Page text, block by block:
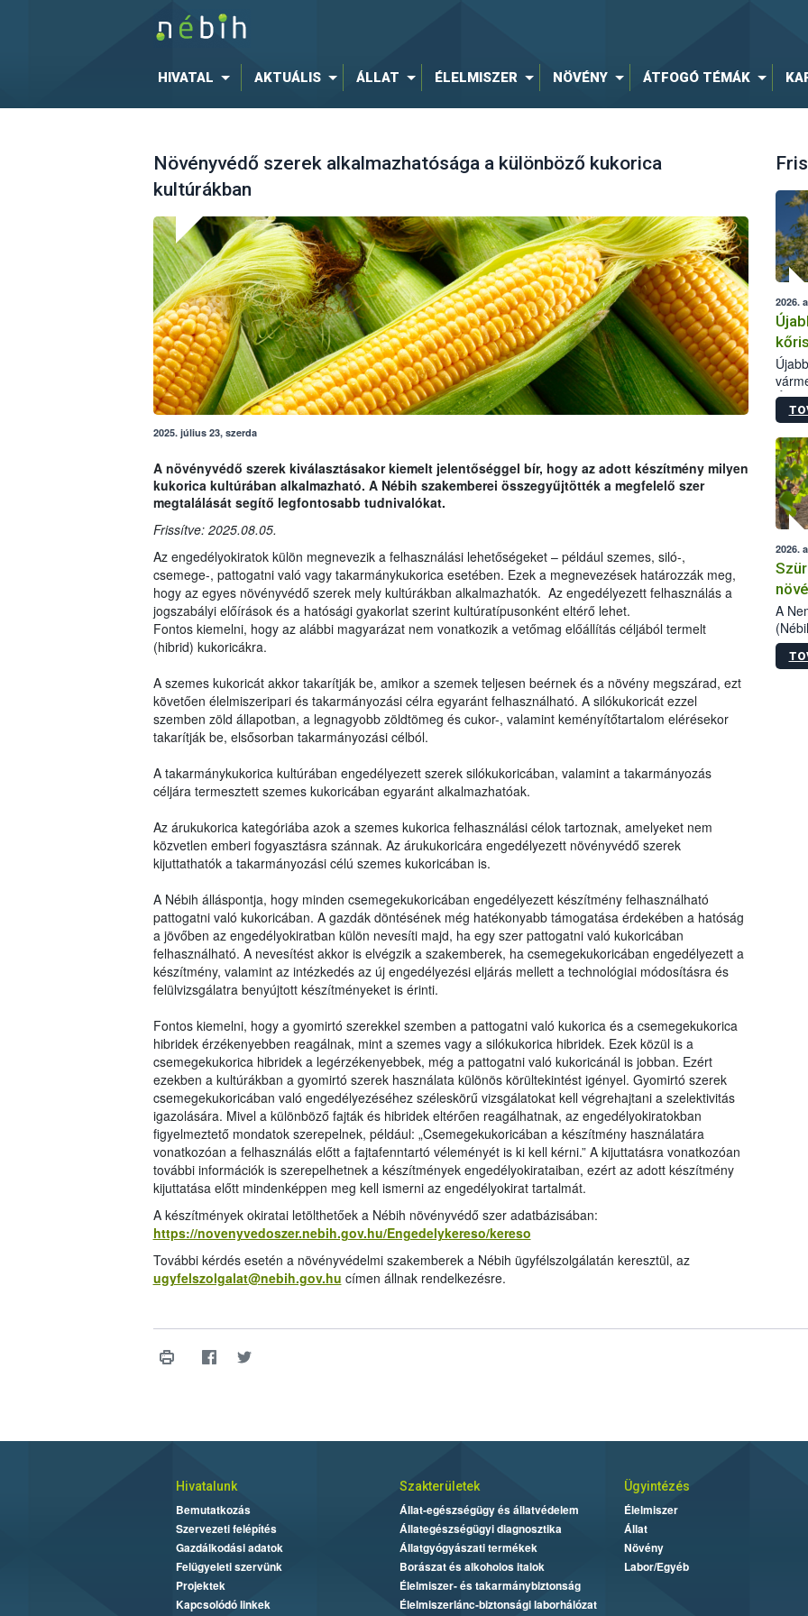
HIVATAL AKTUÁLIS ÁLLAT ÉLELMISZER NÖVÉNY ÁTFOGÓ TÉMÁK
Növényvédő szerek alkalmazhatósága a különböző kukorica
kultúrákban
2025. július 23, szerda
A növényvédő szerek kiválasztásakor kiemelt jelentőséggel bír, hogy az adott készítmény milyen
kukorica kultúrában alkalmazható. A Nébih szakemberei összegyűjtötték a megfelelő szer
megtalálását segítő legfontosabb tudnivalókat.
Frissítve: 2025.08.05.
Az engedélyokiratok külön megnevezik a felhasználási lehetőségeket – például szemes, siló-,
csemege-, pattogatni való vagy takarmánykukorica esetében. Ezek a megnevezések határozzák meg,
hogy az egyes növényvédő szerek mely kultúrákban alkalmazhatók. Az engedélyezett felhasználás a
jogszabályi előírások és a hatósági gyakorlat szerint kultúratípusonként eltérő lehet.
Fontos kiemelni, hogy az alábbi magyarázat nem vonatkozik a vetőmag előállítás céljából termelt
(hibrid) kukoricákra.
A szemes kukoricát akkor takarítják be, amikor a szemek teljesen beérnek és a növény megszárad, ezt
követően élelmiszeripari és takarmányozási célra egyaránt felhasználható. A silókukoricát ezzel
szemben zöld állapotban, a legnagyobb zöldtömeg és cukor-, valamint keményítőtartalom elérésekor
takarítják be, elsősorban takarmányozási célból.
A takarmánykukorica kultúrában engedélyezett szerek silókukoricában, valamint a takarmányozás
céljára termesztett szemes kukoricában egyaránt alkalmazhatóak.
Az árukukorica kategóriába azok a szemes kukorica felhasználási célok tartoznak, amelyeket nem
közvetlen emberi fogyasztásra szánnak. Az árukukoricára engedélyezett növényvédő szerek
kijuttathatók a takarmányozási célú szemes kukoricában is.
A Nébih álláspontja, hogy minden csemegekukoricában engedélyezett készítmény felhasználható
pattogatni való kukoricában. A gazdák döntésének még hatékonyabb támogatása érdekében a hatóság
a jövőben az engedélyokiratban külön nevesíti majd, ha egy szer pattogatni való kukoricában
felhasználható. A nevesítést akkor is elvégzik a szakemberek, ha csemegekukoricában engedélyezett a
készítmény, valamint az intézkedés az új engedélyezési eljárás mellett a technológiai módosításra és
felülvizsgálatra benyújtott készítményeket is érinti.
Fontos kiemelni, hogy a gyomirtó szerekkel szemben a pattogatni való kukorica és a csemegekukorica
hibridek érzékenyebben reagálnak, mint a szemes vagy a silókukorica hibridek. Ezek közül is a
csemegekukorica hibridek a legérzékenyebbek, még a pattogatni való kukoricánál is jobban. Ezért
ezekben a kultúrákban a gyomirtó szerek használata különös körültekintést igényel. Gyomirtó szerek
csemegekukoricában való engedélyezéséhez széleskörű vizsgálatokat kell végrehajtani a szelektivitás
igazolására. Mivel a különböző fajták és hibridek eltérően reagálhatnak, az engedélyokiratokban
figyelmeztető mondatok szerepelnek, például: „Csemegekukoricában a készítmény használatára
vonatkozóan a felhasználás előtt a fajtafenntartó véleményét is ki kell kérni.” A kijuttatásra vonatkozóan
további információk is szerepelhetnek a készítmények engedélyokirataiban, ezért az adott készítmény
kijuttatása előtt mindenképpen meg kell ismerni az engedélyokirat tartalmát.
A készítmények okiratai letölthetőek a Nébih növényvédő szer adatbázisában:
https://novenyvedoszer.nebih.gov.hu/Engedelykereso/kereso
További kérdés esetén a növényvédelmi szakemberek a Nébih ügyfélszolgálatán keresztül, az
ugyfelszolgalat@nebih.gov.hu címen állnak rendelkezésre.
2026.
2026.
A
Hivatalunk
Bemutatkozás
Szervezeti felépítés
Gazdálkodási adatok
Felügyeleti szervünk
Projektek
Kapcsolódó linkek
Szakterületek
Állat-egészségügy és állatvédelem
Állategészségügyi diagnosztika
Állatgyógyászati termékek
Borászat és alkoholos italok
Élelmiszer- és takarmánybiztonság
Élelmiszerlánc-biztonsági laborhálózat
Ügyintézés
Élelmiszer
Állat
Növény
Labor/Egyéb